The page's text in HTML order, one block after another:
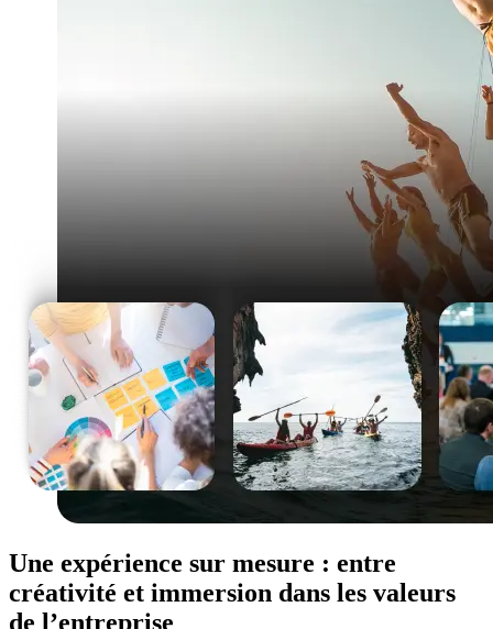
Une expérience sur mesure : entre
créativité et immersion dans les valeurs
de l’entreprise